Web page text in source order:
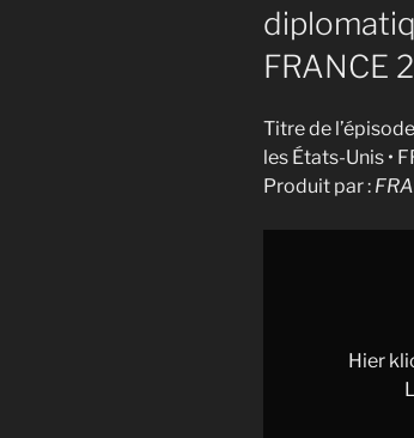
FRANCE
Titre de
les États-Unis •
Produit par :
Hier